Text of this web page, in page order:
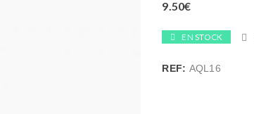
9.50€
EN STOCK
REF: AQL16